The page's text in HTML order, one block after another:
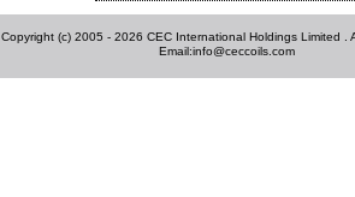
Copyright (c) 2005 - 2026 CEC International Holdings Limited .
Email:info@ceccoils.com